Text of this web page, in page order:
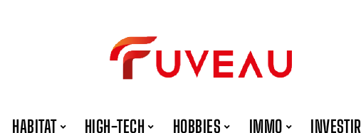
HABITAT HIGH-TECH HOBBIES IMMO INVESTIR